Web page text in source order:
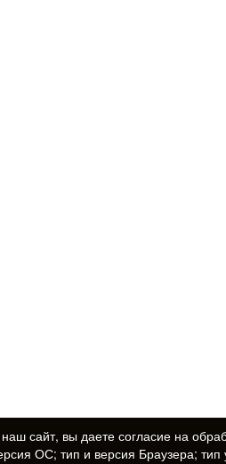
сайт, вы даете согласие на
ОС; тип и версия Браузера;